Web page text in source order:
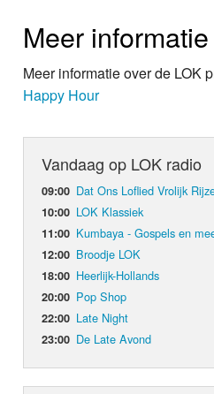
Meer informatie
Meer informatie over de LOK
Happy Hour
Vandaag op LOK radio
09:00 Dat Ons Loflied Vrolijk
10:00 LOK Klassiek
11:00 Kumbaya - Gospels en
12:00 Broodje LOK
18:00 Heerlijk-Hollands
20:00 Pop Shop
22:00 Late Night
23:00 De Late Avond